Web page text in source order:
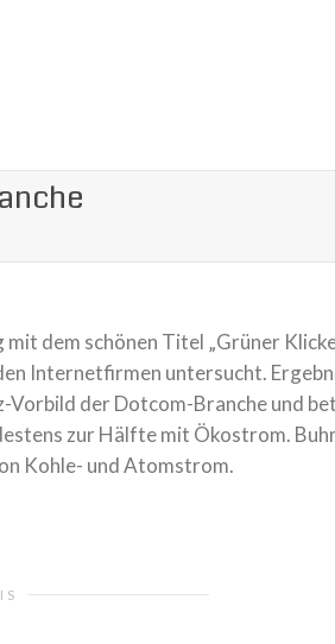
dem schönen Titel „Grüner
Internetfirmen untersucht.
Vorbild der Dotcom-Branche und
zur Hälfte mit Ökostrom.
Kohle- und Atomstrom.